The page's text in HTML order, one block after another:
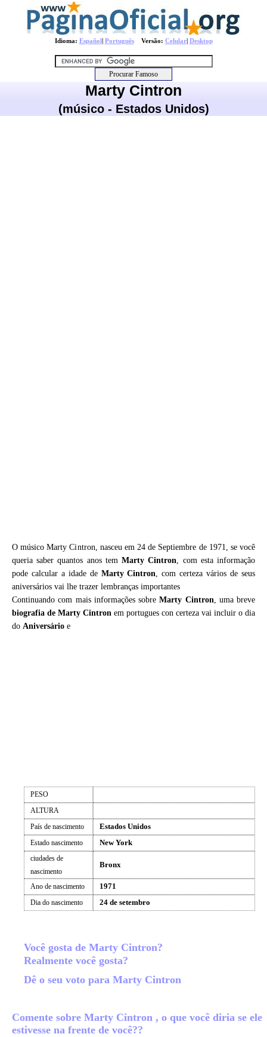
Idioma: Español| PortuguêsVersão: Celular| Desktop
Marty Cintron
(músico - Estados Unidos)
O músico Marty Cintron, nasceu em 24 de Septiembre de 1971, se você
queria saber quantos anos temMarty Cintron, com esta informação
pode calcular a idade de Marty Cintron, com certeza vários de seus
aniversários vai lhe trazer lembranças importantes
Continuando com mais informações sobreMarty Cintron, uma breve
biografia de Marty Cintron em portugues con certeza vai incluir o dia
do Aniversário e
PESO
ALTURA
País de nascimento
Estados Unidos
Estado nascimento New York
ciudades de
nascimento
Bronx
Ano de nascimento 1971
Dia do nascimento 24 de setembro
Você gosta de Marty Cintron?
Realmente você gosta?
Dê o seu voto para Marty Cintron
Comente sobre Marty Cintron , o que você diria se ele
estivesse na frente de você??